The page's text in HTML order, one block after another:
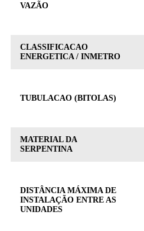
VAZÃO
CLASSIFICACAO
ENERGETICA / INMETRO
TUBULACAO (BITOLAS)
MATERIAL DA
SERPENTINA
DISTÂNCIA MÁXIMA DE
INSTALAÇÃO ENTRE AS
UNIDADES